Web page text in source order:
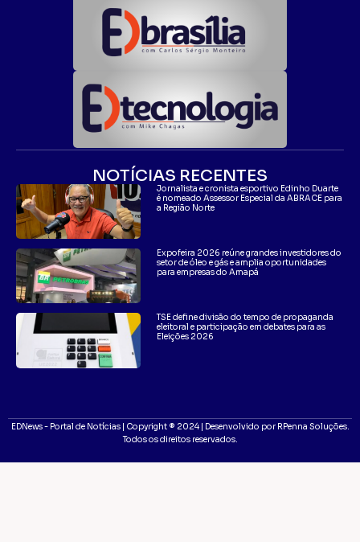
NOTÍCIAS RECENTES
Jornalista e cronista esportivo Edinho Duarte
é nomeado Assessor Especial da ABRACE para
a Região Norte
Expofeira 2026 reúne grandes investidores do
setor de óleo e gás e amplia oportunidades
para empresas do Amapá
TSE define divisão do tempo de propaganda
eleitoral e participação em debates para as
Eleições 2026
EDNews - Portal de Notícias | Copyright ® 2024 | Desenvolvido por RPenna Soluções.
Todos os direitos reservados.